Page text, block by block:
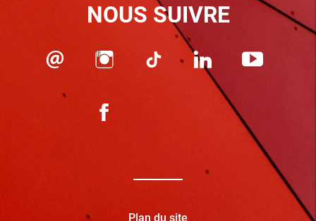
NOUS SUIVRE
Plan du site